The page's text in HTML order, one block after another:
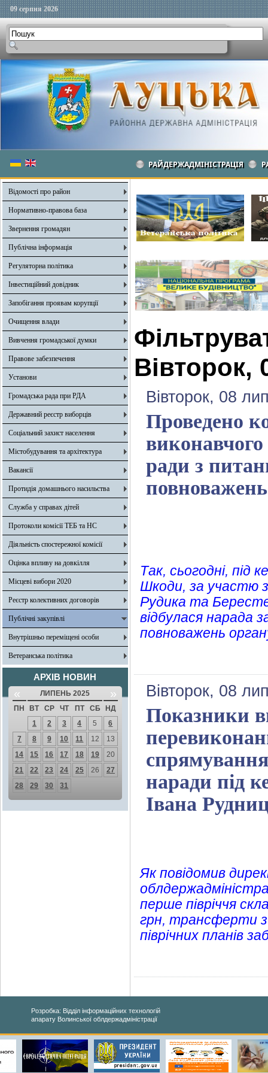
09 серпня 2026
РАЙДЕРЖАДМІНІСТРАЦІЯ
Відомості про район
Нормативно-правова база
Звернення громадян
Публічна інформація
Регуляторна політика
Інвестиційний довідник
Запобігання проявам корупції
Очищення влади
Вивчення громадської думки
Правове забезпечення
Установи
Громадська рада при РДА
Державний реєстр виборців
Соціальний захист населення
Містобудування та архітектура
Вакансії
Протидія домашнього насильства
Служба у справах дітей
Протоколи комісії ТЕБ та НС
Діяльність спостережної комісії
Оцінка впливу на довкілля
Місцеві вибори 2020
Реєстр колективних договорів
Публічні закупівлі
Внутрішньо переміщені особи
Ветеранська політика
АРХІВ НОВИН
« ЛИПЕНЬ 2025 »
ПН ВТ СР ЧТ ПТ СБ
НД
1
2 3 4 5
6
7
8 9 10 11 12
13
14
15 16 17 18 19
20
21
22 23 24 25 26
27
28
29 30 31
Вівторок,
Вівторок, 08
Проведено
виконавчого
ради з
повноважень
Так, сьогодні, під
Шкоди, за участю
Рудика та
відбулася нарада
повноважень
Вівторок, 08
Показники
наради під
Івана
Як повідомив
перше півріччя
грн, трансферти
піврічних планів
Розробка: Відділ інформаційних технологій
апарату Волинської облдержадміністрації